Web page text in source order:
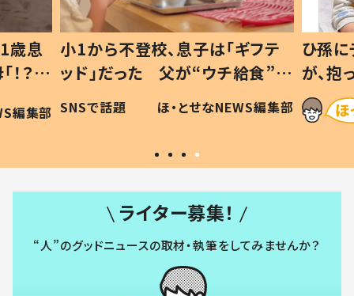
歳息
？」
編集部
小1から不登校、息子は「ギフテ
ッド」だった 父が“ウチ給食”を
作り続ける理由とは #令和の親
#令和の子
SNSで話題 ほ・とせなNEWS編集部
ひ孫
が、
「涙が
い」
ライター募集！
“人”のグッドニュースの取材・執筆をしてみませんか？